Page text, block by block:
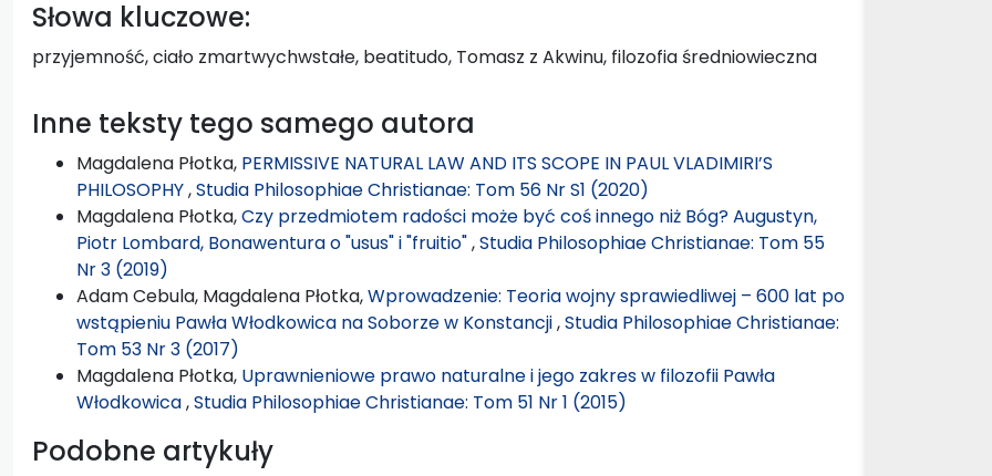
Słowa kluczowe:
przyjemność, ciało zmartwychwstałe, beatitudo, Tomasz z Akwinu, filozofia średniowieczna
Inne teksty tego samego autora
Magdalena Płotka, PERMISSIVE NATURAL LAW AND ITS SCOPE IN PAUL VLADIMIRI’S
PHILOSOPHY,Studia Philosophiae Christianae: Tom 56 Nr S1 (2020)
Magdalena Płotka,Czy przedmiotem radości może być coś innego niż Bóg? Augustyn,
Piotr Lombard, Bonawentura o "usus" i "fruitio",Studia Philosophiae Christianae: Tom 55
Nr 3 (2019)
Adam Cebula, Magdalena Płotka,Wprowadzenie: Teoria wojny sprawiedliwej – 600 lat po
wstąpieniu Pawła Włodkowica na Soborze w Konstancji,Studia Philosophiae Christianae:
Tom 53 Nr 3 (2017)
Magdalena Płotka, Uprawnieniowe prawo naturalne i jego zakres w filozofii Pawła
Włodkowica,Studia Philosophiae Christianae: Tom 51 Nr 1 (2015)
Podobne artykuły